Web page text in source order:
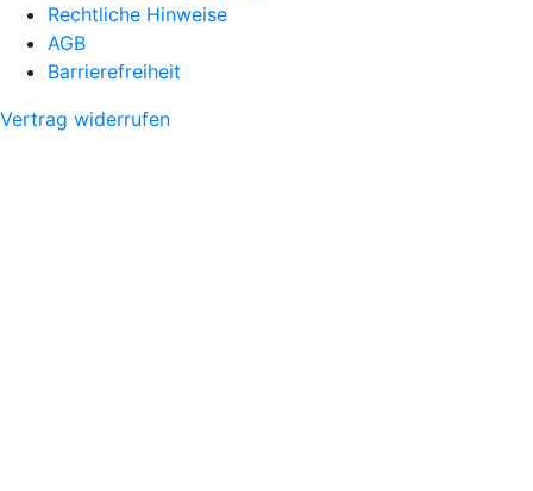
Rechtliche Hinweise
AGB
Barrierefreiheit
Vertrag widerrufen